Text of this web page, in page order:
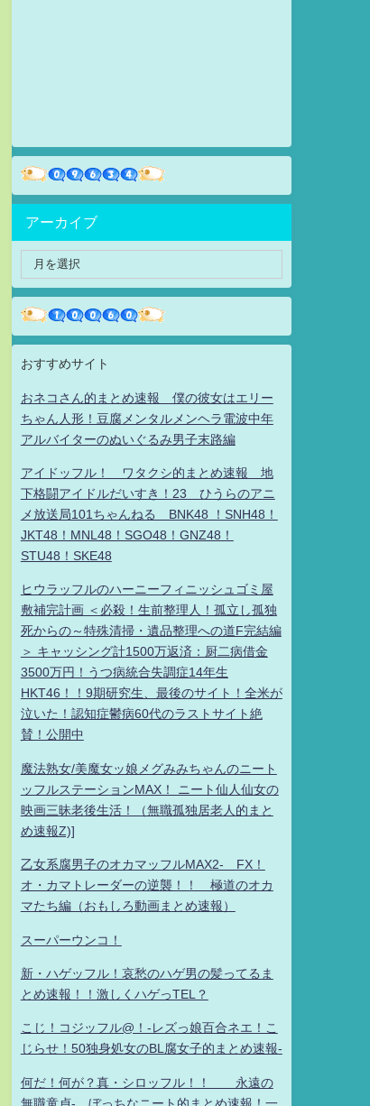
アーカイブ
おすすめサイト
おネコさん的まとめ速報 僕の彼女はエリー
ちゃん人形！豆腐メンタルメンヘラ電波中年
アルバイターのぬいぐるみ男子末路編
アイドッフル！ ワタクシ的まとめ速報 地
下格闘アイドルだいすき！23 ひうらのアニ
メ放送局101ちゃんねる BNK48 ！SNH48！
JKT48！MNL48！SGO48！GNZ48！
STU48！SKE48
ヒウラッフルのハーニーフィニッシュゴミ屋
敷補完計画 ＜必殺！生前整理人！孤立し孤独
死からの～特殊清掃・遺品整理への道F完結編
＞ キャッシング計1500万返済：厨二病借金
3500万円！うつ病統合失調症14年生
HKT46！！9期研究生、最後のサイト！全米が
泣いた！認知症鬱病60代のラストサイト絶
賛！公開中
魔法熟女/美魔女ッ娘メグみみちゃんのニート
ッフルステーションMAX！ ニート仙人仙女の
映画三昧老後生活！（無職孤独居老人的まと
め速報Z)]
乙女系腐男子のオカマッフルMAX2- FX！
オ・カマトレーダーの逆襲！！ 極道のオカ
マたち編（おもしろ動画まとめ速報）
スーパーウンコ！
新・ハゲッフル！哀愁のハゲ男の髪ってるま
とめ速報！！激しくハゲっTEL？
こじ！コジッフル@！-レズっ娘百合ネエ！こ
じらせ！50独身処女のBL腐女子的まとめ速報-
何だ！何が？真・シロッフル！！ 永遠の
無職童貞- ぼっちなニート的まとめ速報！一